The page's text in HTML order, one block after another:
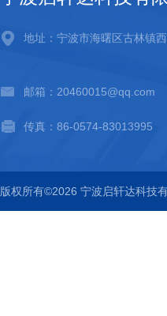
地址：宁波市海曙区古林镇
邮箱：20460015@qq.com
传真：86-0574-83013995
版权所有©2026 宁波启轩达科技